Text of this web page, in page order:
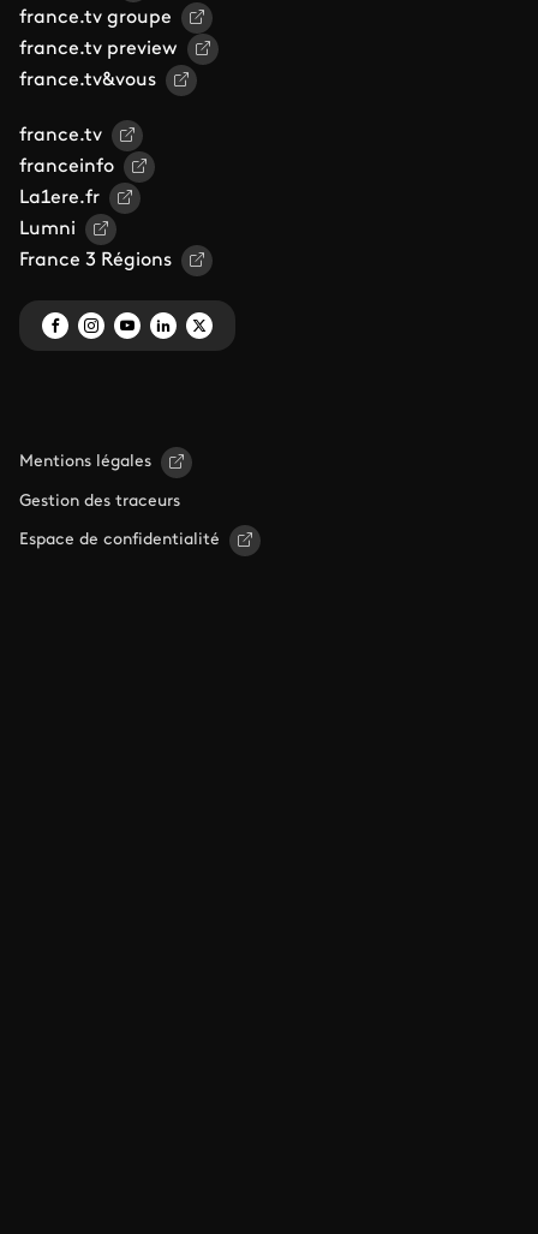
france.tv groupe
france.tv preview
france.tv&vous
france.tv
franceinfo
La1ere.fr
Lumni
France 3 Régions
Mentions légales
Gestion des traceurs
Espace de confidentialité